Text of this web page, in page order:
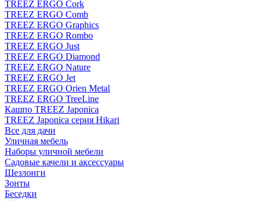
TREEZ ERGO Cork
TREEZ ERGO Comb
TREEZ ERGO Graphics
TREEZ ERGO Rombo
TREEZ ERGO Just
TREEZ ERGO Diamond
TREEZ ERGO Nature
TREEZ ERGO Jet
TREEZ ERGO Orien Metal
TREEZ ERGO TreeLine
Кашпо TREEZ Japonica
TREEZ Japonica серия Hikari
Все для дачи
Уличная мебель
Наборы уличной мебели
Садовые качели и аксессуары
Шезлонги
Зонты
Беседки